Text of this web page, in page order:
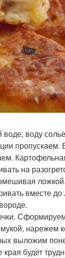
воду
на
ложкой.
вместе до
нарежем
выложим
будет